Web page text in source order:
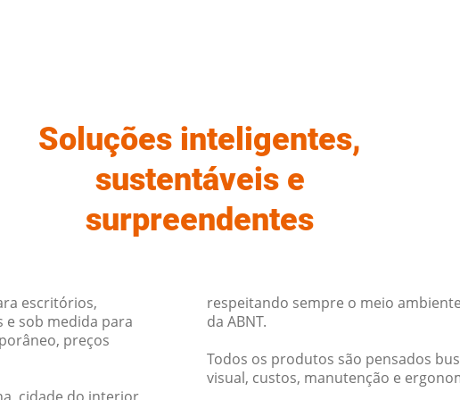
Soluções inteligentes,
sustentáveis e
surpreendentes
escritórios,
sob medida para
preços
respeitando sempre o meio
da ABNT.
Todos os produtos são pensados
visual, custos, manutenção e